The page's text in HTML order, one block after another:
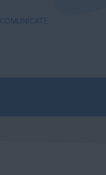
COMUNÍCATE